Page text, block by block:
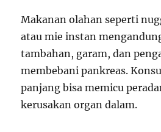
Makanan olahan seperti
atau mie instan
tambahan, garam, dan
membebani pankreas.
panjang bisa memicu
kerusakan organ dalam.